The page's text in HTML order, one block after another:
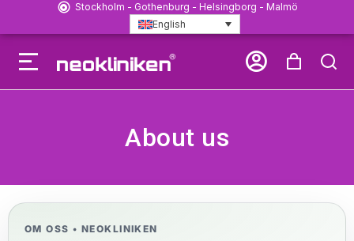
Stockholm - Gothenburg - Helsingborg - Malmö
English
About us
OM OSS • NEOKLINIKEN